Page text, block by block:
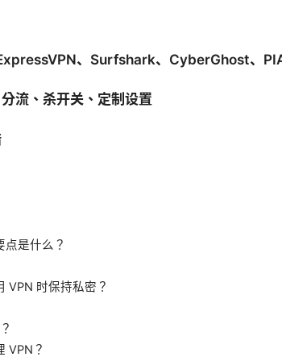
、Surfshark、CyberGhost、
流、杀开关、定制设置
点是什么？
VPN 时保持私密？
VPN？